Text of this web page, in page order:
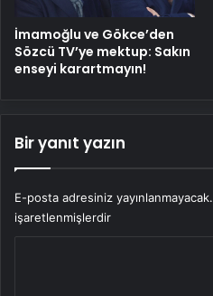
İmamoğlu ve Gökce’den
Sözcü TV’ye mektup: Sakın
enseyi karartmayın!
Bir yanıt yazın
E-posta adresiniz yayınlanmayacak.
işaretlenmişlerdir